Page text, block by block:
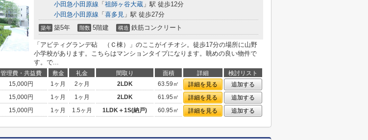
小田急小田原線 「 祖師ヶ谷大蔵 」駅 徒歩12分
小田急小田原線 「 喜多見 」駅 徒歩27分
築年 築5年 階数 5階建 構造 鉄筋コンクリート
「アビティグランデ砧 （Ｃ棟）」のここがイチオシ。徒歩17分の場所に山野
小学校があります。こちらはマンションタイプになります。眺めの良い物件で
す。で...
管理費・共益費 敷金 礼金 間取り 面積 詳細
検討リスト
15,000円 1ヶ月 2ヶ月 2LDK 63.59㎡ 詳細を見る
追加する
15,000円 1ヶ月 1ヶ月 2LDK 61.95㎡ 詳細を見る
追加する
15,000円 1ヶ月 1.5ヶ月 1LDK＋1S(納戸) 60.95㎡ 詳細を見る 追加する